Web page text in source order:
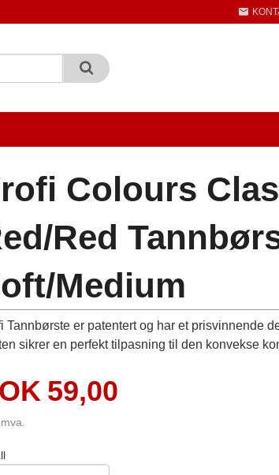
Colours
Red
Medium
Tannbørste er patentert og har et prisvinnende
sikrer en perfekt tilpasning til den konvekse
59,00